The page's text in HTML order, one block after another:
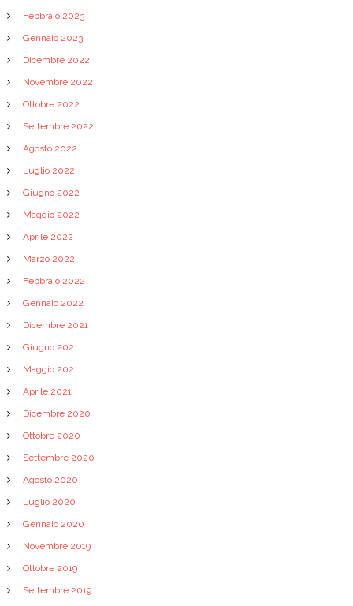
Febbraio 2023
Gennaio 2023
Dicembre 2022
Novembre 2022
Ottobre 2022
Settembre 2022
Agosto 2022
Luglio 2022
Giugno 2022
Maggio 2022
Aprile 2022
Marzo 2022
Febbraio 2022
Gennaio 2022
Dicembre 2021
Giugno 2021
Maggio 2021
Aprile 2021
Dicembre 2020
Ottobre 2020
Settembre 2020
Agosto 2020
Luglio 2020
Gennaio 2020
Novembre 2019
Ottobre 2019
Settembre 2019